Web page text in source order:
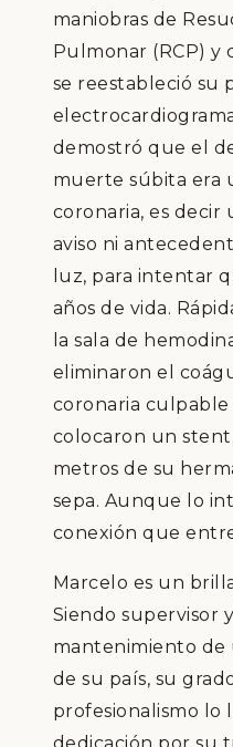
maniobras de
Pulmonar (RCP) y
se reestableció su
demostró que el
muerte súbita era
coronaria, es decir
aviso ni
luz, para intentar
años de vida.
la sala de
eliminaron el
coronaria
colocaron un
metros de su
sepa. Aunque lo
conexión que
Marcelo es un
Siendo supervisor
mantenimiento de
de su país, su
profesionalismo lo